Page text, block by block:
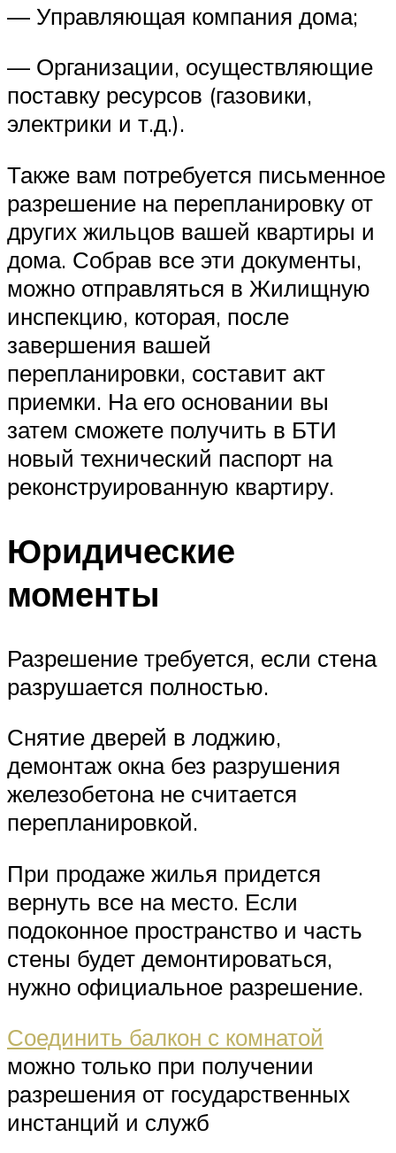
— Управляющая компания дома;
— Организации, осуществляющие
поставку ресурсов (газовики,
электрики и т.д.).
Также вам потребуется письменное
разрешение на перепланировку от
других жильцов вашей квартиры и
дома. Собрав все эти документы,
можно отправляться в Жилищную
инспекцию, которая, после
завершения вашей
перепланировки, составит акт
приемки. На его основании вы
затем сможете получить в БТИ
новый технический паспорт на
реконструированную квартиру.
Юридические
моменты
Разрешение требуется, если стена
разрушается полностью.
Снятие дверей в лоджию,
демонтаж окна без разрушения
железобетона не считается
перепланировкой.
При продаже жилья придется
вернуть все на место. Если
подоконное пространство и часть
стены будет демонтироваться,
нужно официальное разрешение.
Соединить балкон с комнатой
можно только при получении
разрешения от государственных
инстанций и служб